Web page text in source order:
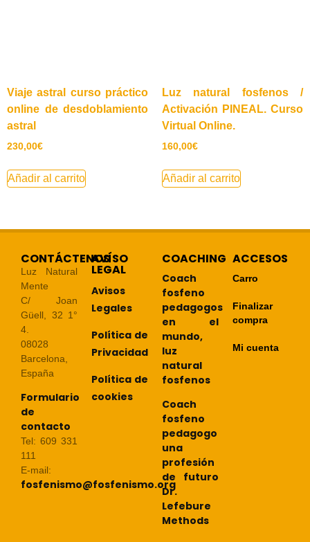
Viaje astral curso práctico
online de desdoblamiento
astral
230,00€
Añadir al carrito
Luz natural fosfenos /
Activación PINEAL. Curso
Virtual Online.
160,00€
Añadir al carrito
CONTÁCTENOS
Luz Natural
Mente
C/ Joan
Güell, 32 1°
4.
08028
Barcelona,
España
Formulario
de
contacto
Tel: 609 331
111
E-mail:
fosfenismo@fosfenismo.org
AVÍSO
LEGAL
Avisos
Legales
Política de
Privacidad
Política de
cookies
COACHING
Coach
fosfeno
pedagogos
en el
mundo,
luz
natural
fosfenos
Coach
fosfeno
pedagogo
una
profesión
de futuro
Dr.
Lefebure
Methods
ACCESOS
Carro
Finalizar
compra
Mi cuenta